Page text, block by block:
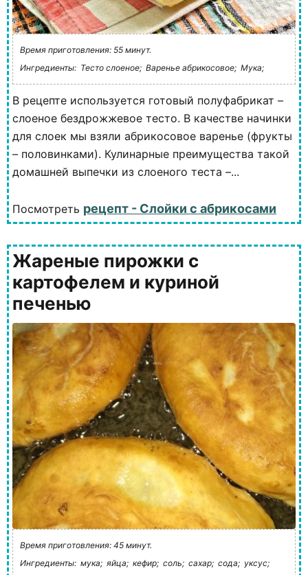
Время приготовления: 55 минут.
Ингредиенты: Тесто слоеное; Варенье абрикосовое; Мука;
В рецепте используется готовый полуфабрикат –
слоеное бездрожжевое тесто. В качестве начинки
для слоек мы взяли абрикосовое варенье (фрукты
– половинками). Кулинарные преимущества такой
домашней выпечки из слоеного теста –...
Посмотреть рецепт - Слойки с абрикосами
Жареные пирожки с
картофелем и куриной
печенью
Время приготовления: 45 минут.
Ингредиенты: мука; яйца; кефир; соль; сахар; сода; уксус;